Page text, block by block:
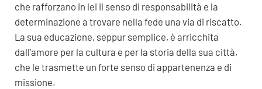
che rafforzano in lei il senso di responsabilità e la
determinazione a trovare nella fede una via di riscatto.
La sua educazione, seppur semplice, è arricchita
dall’amore per la cultura e per la storia della sua città,
che le trasmette un forte senso di appartenenza e di
missione.